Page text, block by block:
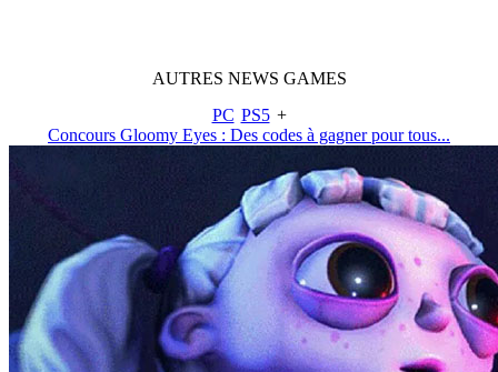
AUTRES NEWS GAMES
PC PS5 +
Concours Gloomy Eyes : Des codes à gagner pour tous...